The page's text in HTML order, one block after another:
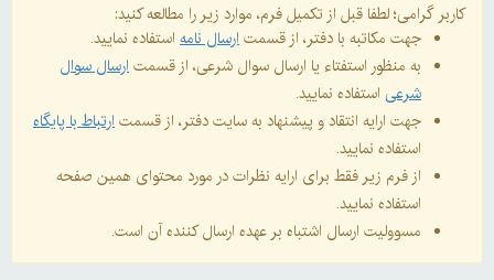
کاربر گرامی؛ لطفا قبل از تکمیل فرم، موارد زیر را مطالعه کنید:
جهت مکاتبه با دفتر، از قسمتارسال نامه استفاده نمایید.
به منظور استفتاء یا ارسال سوال شرعی، از قسمتارسال سوال
شرعی استفاده نمایید.
جهت ارایه انتقاد و پیشنهاد به سایت دفتر، از قسمتارتباط با پایگاه
استفاده نمایید.
از فرم زیر فقط برای ارایه نظرات در مورد محتوای همین صفحه
استفاده نمایید.
مسوولیت ارسال اشتباه بر عهده ارسال کننده آن است.